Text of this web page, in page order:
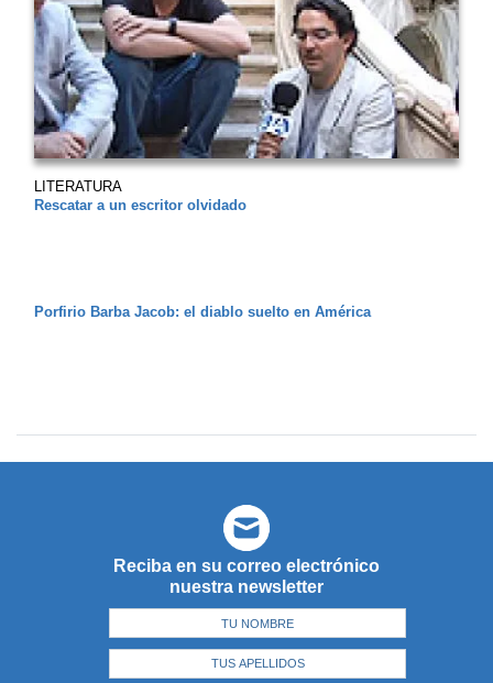
LITERATURA
Rescatar a un escritor olvidado
Porfirio Barba Jacob: el diablo suelto en América
Reciba en su correo electrónico
nuestra newsletter